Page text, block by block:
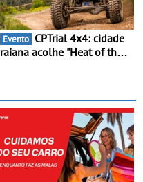
Evento
raiana acolhe "Heat of the